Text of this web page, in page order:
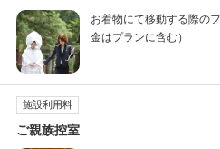
お着物にて移動する際の
金はプランに含む）
施設利用料
ご親族控室